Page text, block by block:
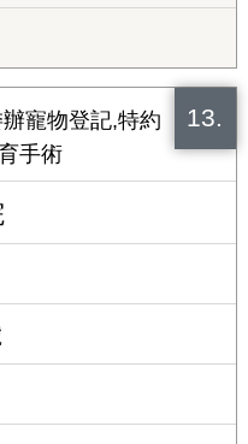
13.
寵物登記,特約
手術